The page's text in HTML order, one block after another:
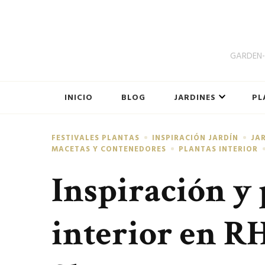
INICIO BLOG JARDINES
FESTIVALES PLANTAS INSPIRACIÓN JARDÍN
MACETAS Y CONTENEDORES
PLANTAS INTERIOR
Inspiración y
interior en